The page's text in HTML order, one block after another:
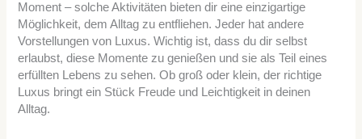
Moment – solche Aktivitäten bieten dir eine einzigartige
Möglichkeit, dem Alltag zu entfliehen. Jeder hat andere
Vorstellungen von Luxus. Wichtig ist, dass du dir selbst
erlaubst, diese Momente zu genießen und sie als Teil eines
erfüllten Lebens zu sehen. Ob groß oder klein, der richtige
Luxus bringt ein Stück Freude und Leichtigkeit in deinen
Alltag.